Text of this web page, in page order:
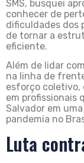
SMS, busquei
conhecer de
dificuldades dos
de tornar a
eficiente.
Além de lidar
na linha de
esforço coletivo,
em profissionais
Salvador em
pandemia no
Luta